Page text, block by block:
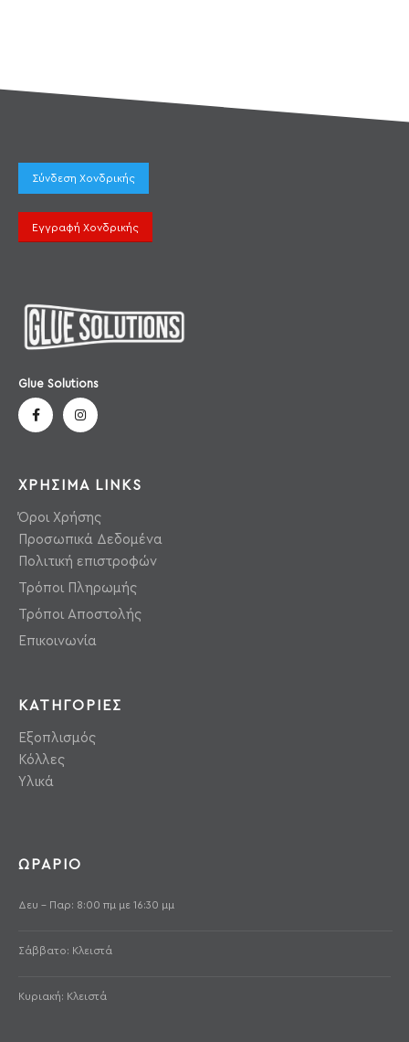
Σύνδεση Χονδρικής
Εγγραφή Χονδρικής
Glue Solutions
ΧΡΗΣΙΜΑ LINKS
Όροι Χρήσης
Προσωπικά Δεδομένα
Πολιτική επιστροφών
Τρόποι Πληρωμής
Τρόποι Αποστολής
Επικοινωνία
ΚΑΤΗΓΟΡΙΕΣ
Εξοπλισμός
Κόλλες
Υλικά
ΩΡΑΡΙΟ
Δευ - Παρ: 8:00 πμ με 16:30 μμ
Σάββατο: Κλειστά
Κυριακή: Κλειστά